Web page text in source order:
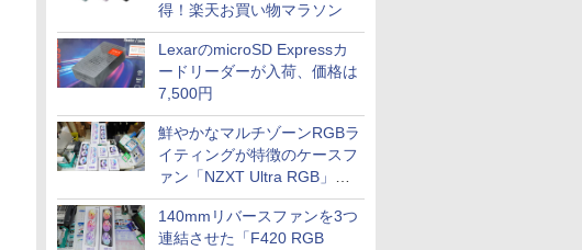
得！楽天お買い物マラソン
LexarのmicroSD Expressカ
ードリーダーが入荷、価格は
7,500円
鮮やかなマルチゾーンRGBラ
イティングが特徴のケースフ
ァン「NZXT Ultra RGB」が
発売、計8製品
140mmリバースファンを3つ
連結させた「F420 RGB